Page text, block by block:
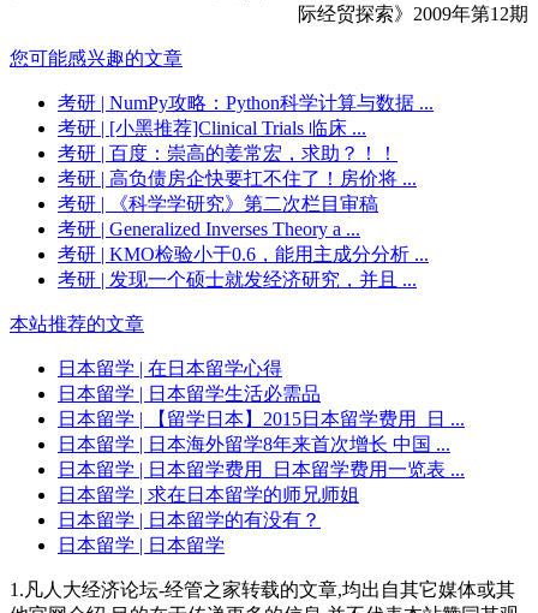
际经贸探索》2009年第12期
您可能感兴趣的文章
考研 | NumPy攻略：Python科学计算与数据 ...
考研 | [小黑推荐]Clinical Trials 临床 ...
考研 | 百度：崇高的姜常宏，求助？！！
考研 | 高负债房企快要扛不住了！房价将 ...
考研 | 《科学学研究》第二次栏目审稿
考研 | Generalized Inverses Theory a ...
考研 | KMO检验小于0.6，能用主成分分析 ...
考研 | 发现一个硕士就发经济研究，并且 ...
本站推荐的文章
日本留学 | 在日本留学心得
日本留学 | 日本留学生活必需品
日本留学 | 【留学日本】2015日本留学费用_日 ...
日本留学 | 日本海外留学8年来首次增长 中国 ...
日本留学 | 日本留学费用_日本留学费用一览表 ...
日本留学 | 求在日本留学的师兄师姐
日本留学 | 日本留学的有没有？
日本留学 | 日本留学
1.凡人大经济论坛-经管之家转载的文章,均出自其它媒体或其